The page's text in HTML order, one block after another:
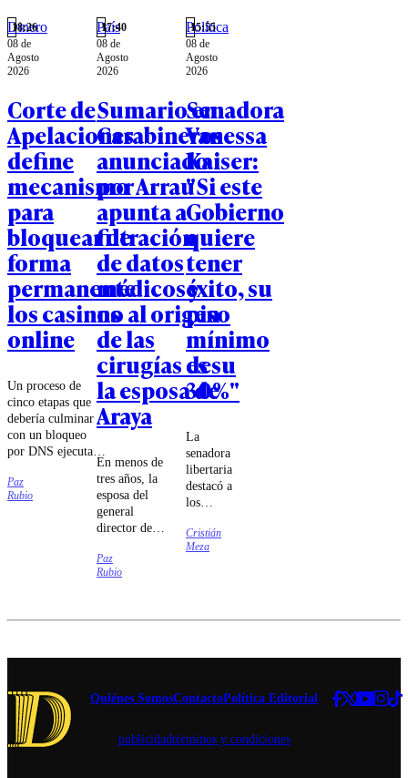
Dinero
18:26
08 de
Agosto
2026
Corte de
Apelaciones
define
mecanismo
para
bloquear de
forma
permanente
los casinos
online
Un proceso de
cinco etapas que
debería culminar
con un bloqueo
por DNS ejecutado
por las compañías
de
telecomunicaciones
Paz
Rubio
País
17:40
08 de
Agosto
2026
Sumario en
Carabineros
anunciado
por Arrau
apunta a
filtración
de datos
médicos y
no al origen
de las
cirugías de
la esposa de
Araya
En menos de
tres años, la
esposa del
general
director de
se sometió a
cuatro
duda.
Paz
Rubio
Política
15:55
08 de
Agosto
2026
Senadora
Vanessa
Kaiser:
"Si este
Gobierno
quiere
tener
éxito, su
piso
mínimo
es su
30%"
La
senadora
libertaria
destacó a
los
Jorge
Quiroz e
la batalla
Cristián
Meza
Quiénes SomosContactoPolítica Editorial
publicidadtérminos y condiciones